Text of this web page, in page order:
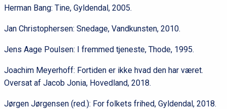
Herman Bang: Tine, Gyldendal, 2005.
Jan Christophersen: Snedage, Vandkunsten, 2010.
Jens Aage Poulsen: I fremmed tjeneste, Thode, 1995.
Joachim Meyerhoff: Fortiden er ikke hvad den har været.
Oversat af Jacob Jonia, Hovedland, 2018.
Jørgen Jørgensen (red.): For folkets frihed, Gyldendal, 2018.